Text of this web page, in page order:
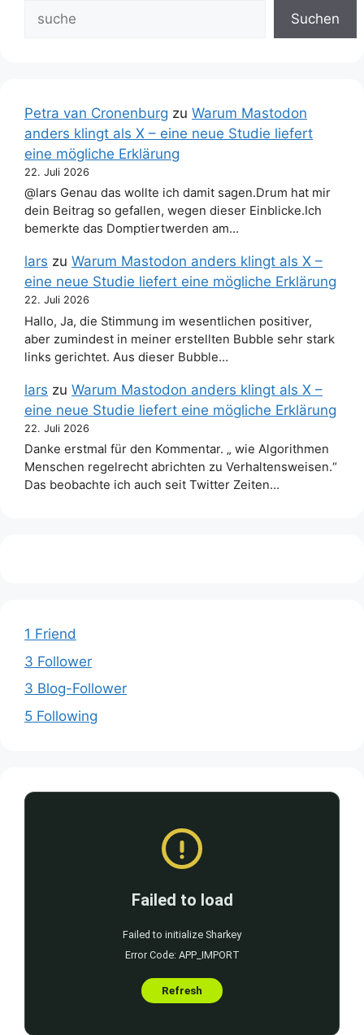
Suchen
Petra van Cronenburg zu Warum Mastodon
anders klingt als X – eine neue Studie liefert
eine mögliche Erklärung
22. Juli 2026
@lars Genau das wollte ich damit sagen.Drum hat mir
dein Beitrag so gefallen, wegen dieser Einblicke.Ich
bemerkte das Domptiertwerden am…
lars zu Warum Mastodon anders klingt als X –
eine neue Studie liefert eine mögliche Erklärung
22. Juli 2026
Hallo, Ja, die Stimmung im wesentlichen positiver,
aber zumindest in meiner erstellten Bubble sehr stark
links gerichtet. Aus dieser Bubble…
lars zu Warum Mastodon anders klingt als X –
eine neue Studie liefert eine mögliche Erklärung
22. Juli 2026
Danke erstmal für den Kommentar. „ wie Algorithmen
Menschen regelrecht abrichten zu Verhaltensweisen.“
Das beobachte ich auch seit Twitter Zeiten…
1 Friend
3 Follower
3 Blog-Follower
5 Following